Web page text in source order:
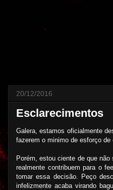
20/12/2016
Esclarecimentos
Galera, estamos oficialmente
fazerem o minimo de esforço
Porém, estou ciente de que
realmente contribuem para o
tomar essa decisão. Peço
infelizmente acaba virando